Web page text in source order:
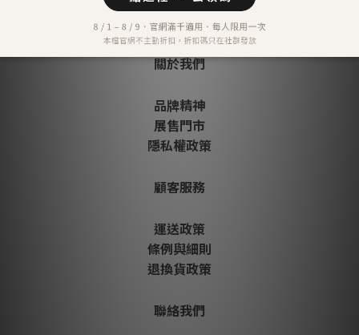
關於我們
品牌精神
展售門市
隱私權政策
顧客服務
運送政策
條例與細則
退換貨政策
聯絡我們